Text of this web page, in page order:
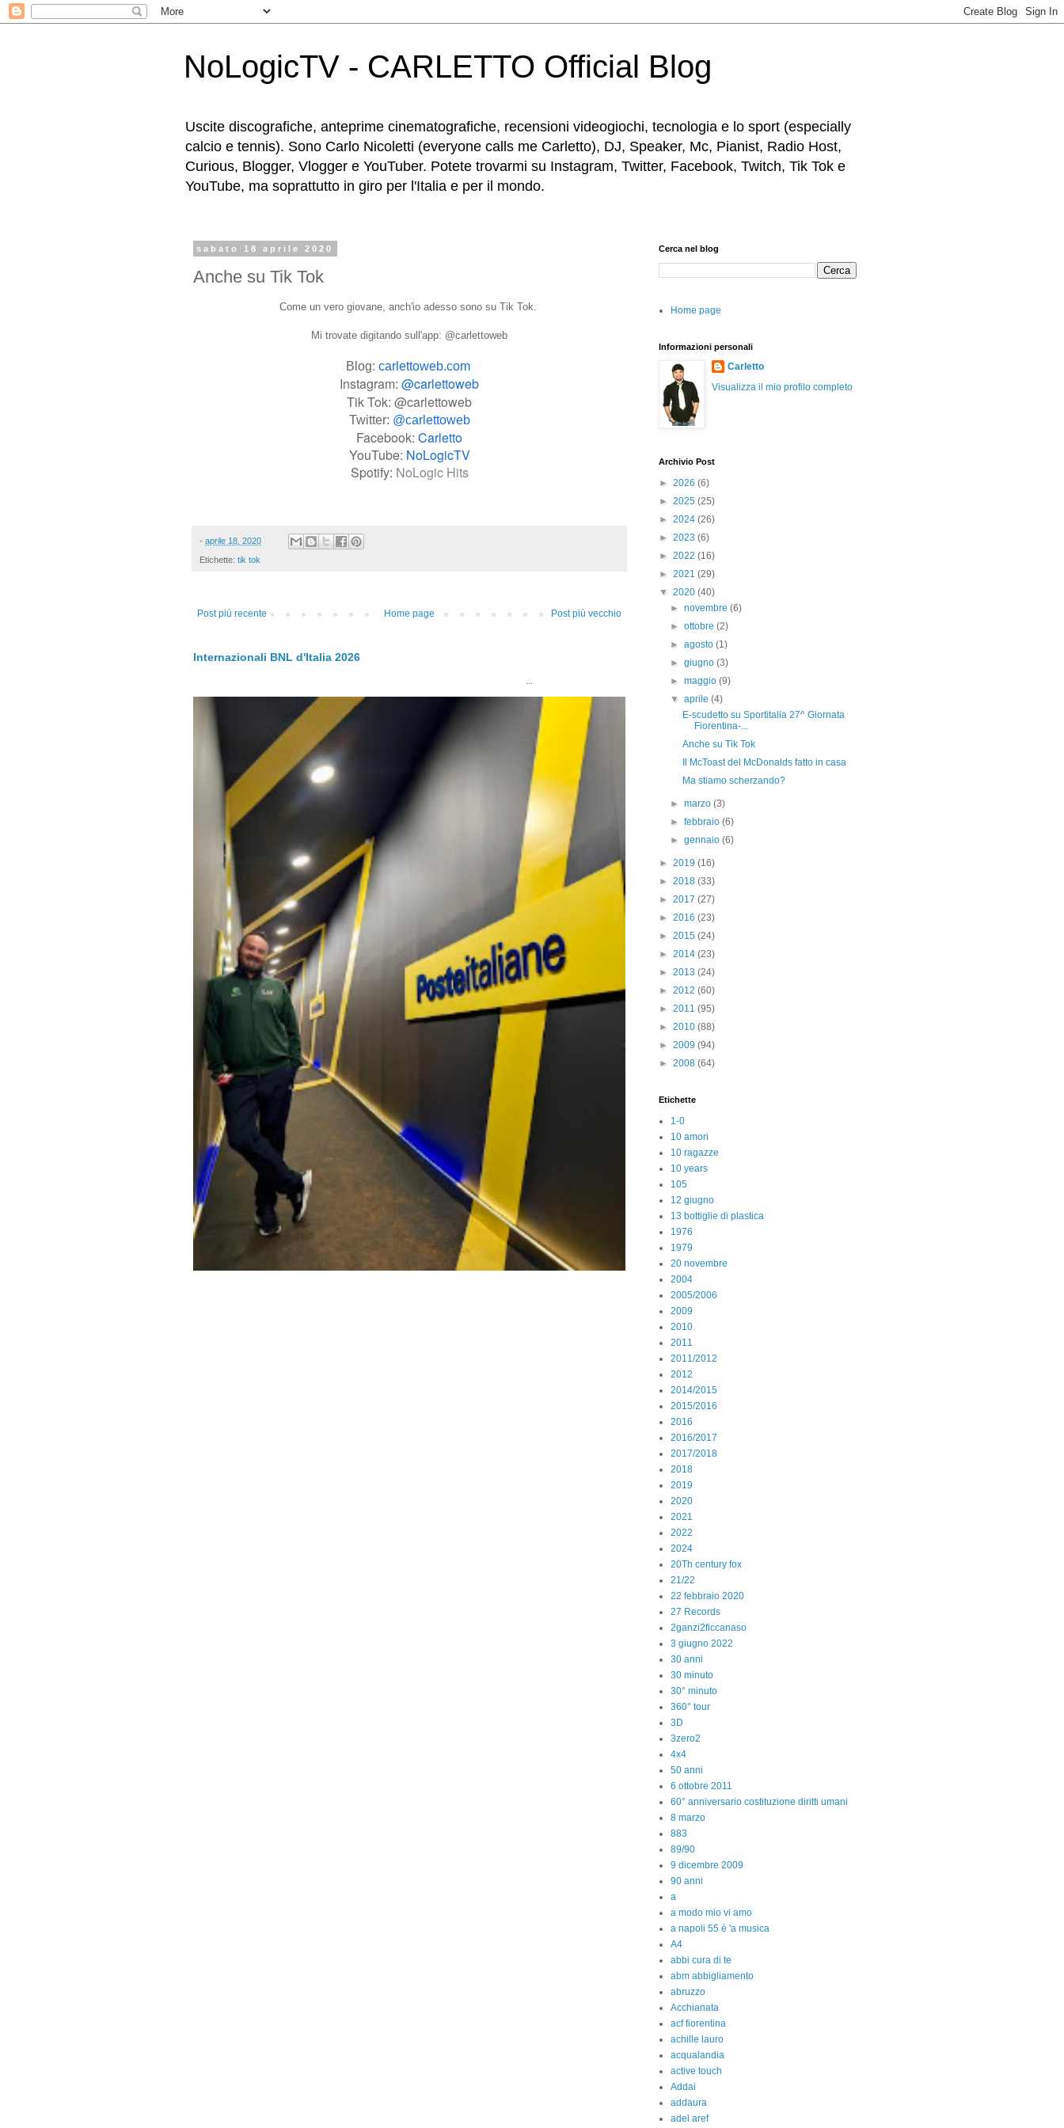
NoLogicTV - CARLETTO Official Blog
Uscite discografiche, anteprime cinematografiche, recensioni videogiochi, tecnologia e lo sport (especially
calcio e tennis). Sono Carlo Nicoletti (everyone calls me Carletto), DJ, Speaker, Mc, Pianist, Radio Host,
Curious, Blogger, Vlogger e YouTuber. Potete trovarmi su Instagram, Twitter, Facebook, Twitch, Tik Tok e
YouTube, ma soprattutto in giro per l'Italia e per il mondo.
sabato 18 aprile 2020
Anche su Tik Tok
Come un vero giovane, anch'io adesso sono su Tik Tok.
Mi trovate digitando sull'app: @carlettoweb
Blog: carlettoweb.com
Instagram: @carlettoweb
Tik Tok: @carlettoweb
Twitter: @carlettoweb
Facebook: Carletto
YouTube: NoLogicTV
Spotify: NoLogic Hits
- aprile 18, 2020
Etichette: tik tok
Post più recente Post più vecchio
Home page
Internazionali BNL d'Italia 2026
...
Cerca nel blog
Home page
Informazioni personali
Carletto
Visualizza il mio profilo completo
Archivio Post
► 2026 (6)
► 2025 (25)
► 2024 (26)
► 2023 (6)
► 2022 (16)
► 2021 (29)
▼ 2020 (40)
►novembre(6)
►ottobre(2)
►agosto(1)
►giugno(3)
►maggio(9)
▼aprile(4)
E-scudetto su Sportitalia 27^ Giornata
Fiorentina-...
Anche su Tik Tok
Il McToast del McDonalds fatto in casa
Ma stiamo scherzando?
►marzo(3)
►febbraio(6)
►gennaio(6)
► 2019 (16)
► 2018 (33)
► 2017 (27)
► 2016 (23)
► 2015 (24)
► 2014 (23)
► 2013 (24)
► 2012 (60)
► 2011 (95)
► 2010 (88)
► 2009 (94)
► 2008 (64)
Etichette
1-0
10 amori
10 ragazze
10 years
105
12 giugno
13 bottiglie di plastica
1976
1979
20 novembre
2004
2005/2006
2009
2010
2011
2011/2012
2012
2014/2015
2015/2016
2016
2016/2017
2017/2018
2018
2019
2020
2021
2022
2024
20Th century fox
21/22
22 febbraio 2020
27 Records
2ganzi2ficcanaso
3 giugno 2022
30 anni
30 minuto
30° minuto
360° tour
3D
3zero2
4x4
50 anni
6 ottobre 2011
60° anniversario costituzione diritti umani
8 marzo
883
89/90
9 dicembre 2009
90 anni
a
a modo mio vi amo
a napoli 55 è 'a musica
A4
abbi cura di te
abm abbigliamento
abruzzo
Acchianata
acf fiorentina
achille lauro
acqualandia
active touch
Addai
addaura
adel aref